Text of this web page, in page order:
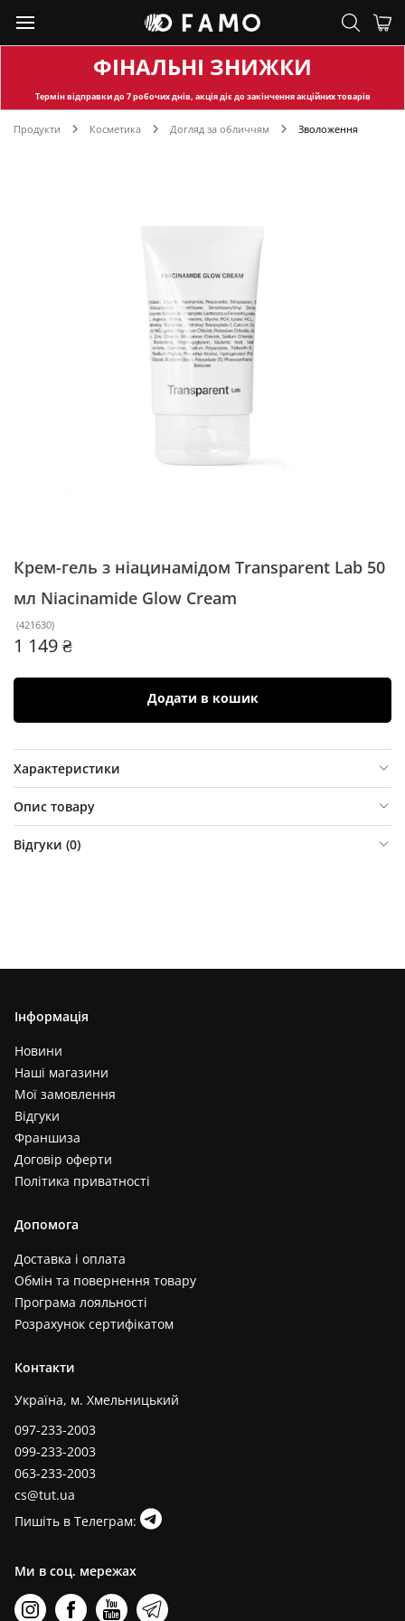
ФІНАЛЬНІ ЗНИЖКИ
Термін відправкидо 7 робочих днів, акція діє до закінчення акційних товарів
Продукти Косметика Догляд за обличчям Зволоження
Крем-гель з ніацинамідом Transparent Lab 50
мл Niacinamide Glow Cream
(421630)
1 149 ₴
Додати в кошик
Характеристики
Опис товару
Відгуки (0)
Інформація
Новини
Наші магазини
Мої замовлення
Відгуки
Франшиза
Договір оферти
Політика приватності
Допомога
Доставка і оплата
Обмін та повернення товару
Програма лояльності
Розрахунок сертифікатом
Контакти
Україна, м. Хмельницький
097-233-2003
099-233-2003
063-233-2003
cs@tut.ua
Пишіть в Телеграм:
Ми в соц. мережах